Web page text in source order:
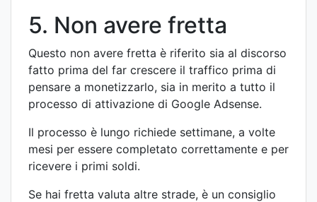
5. Non avere fretta
Questo non avere fretta è riferito sia al discorso
fatto prima del far crescere il traffico prima di
pensare a monetizzarlo, sia in merito a tutto il
processo di attivazione di Google Adsense.
Il processo è lungo richiede settimane, a volte
mesi per essere completato correttamente e per
ricevere i primi soldi.
Se hai fretta valuta altre strade, è un consiglio